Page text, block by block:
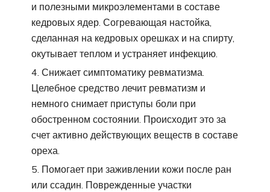
и полезными микроэлементами в составе
кедровых ядер. Согревающая настойка,
сделанная на кедровых орешках и на спирту,
окутывает теплом и устраняет инфекцию.
Снижает симптоматику ревматизма.
Целебное средство лечит ревматизм и
немного снимает приступы боли при
обостренном состоянии. Происходит это за
счет активно действующих веществ в составе
ореха.
Помогает при заживлении кожи после ран
или ссадин. Поврежденные участки